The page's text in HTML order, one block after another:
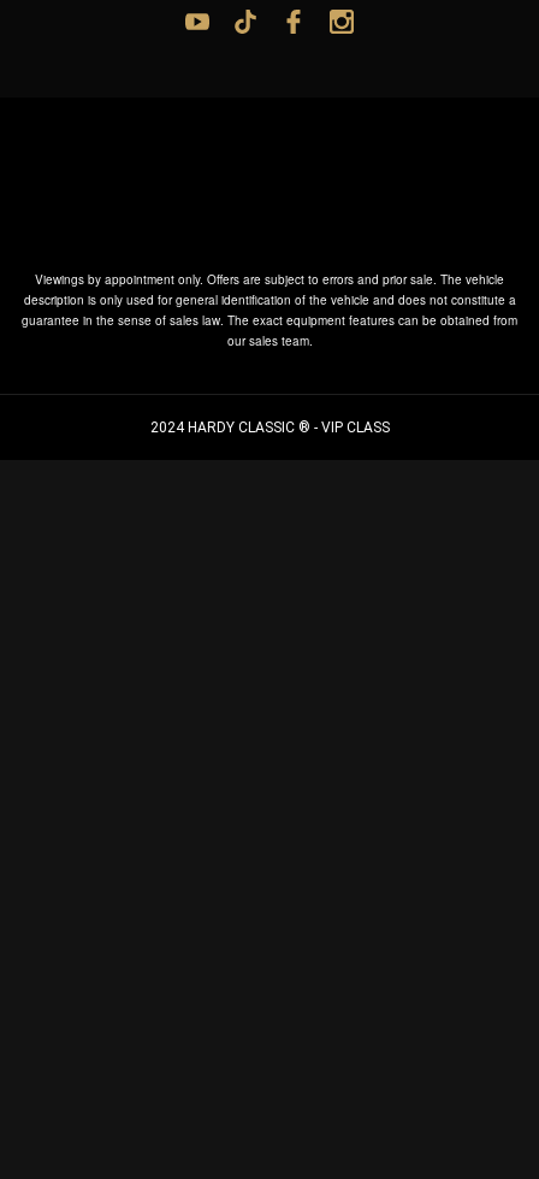
Viewings by appointment only. Offers are subject to errors and prior sale. The vehicle
description is only used for general identification of the vehicle and does not constitute a
guarantee in the sense of sales law. The exact equipment features can be obtained from
our sales team.
2024 HARDY CLASSIC ® - VIP CLASS